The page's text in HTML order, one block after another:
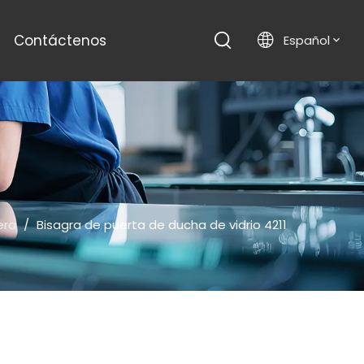
Contáctenos Español
/ Bisagra de puerta de ducha de vidrio 4211